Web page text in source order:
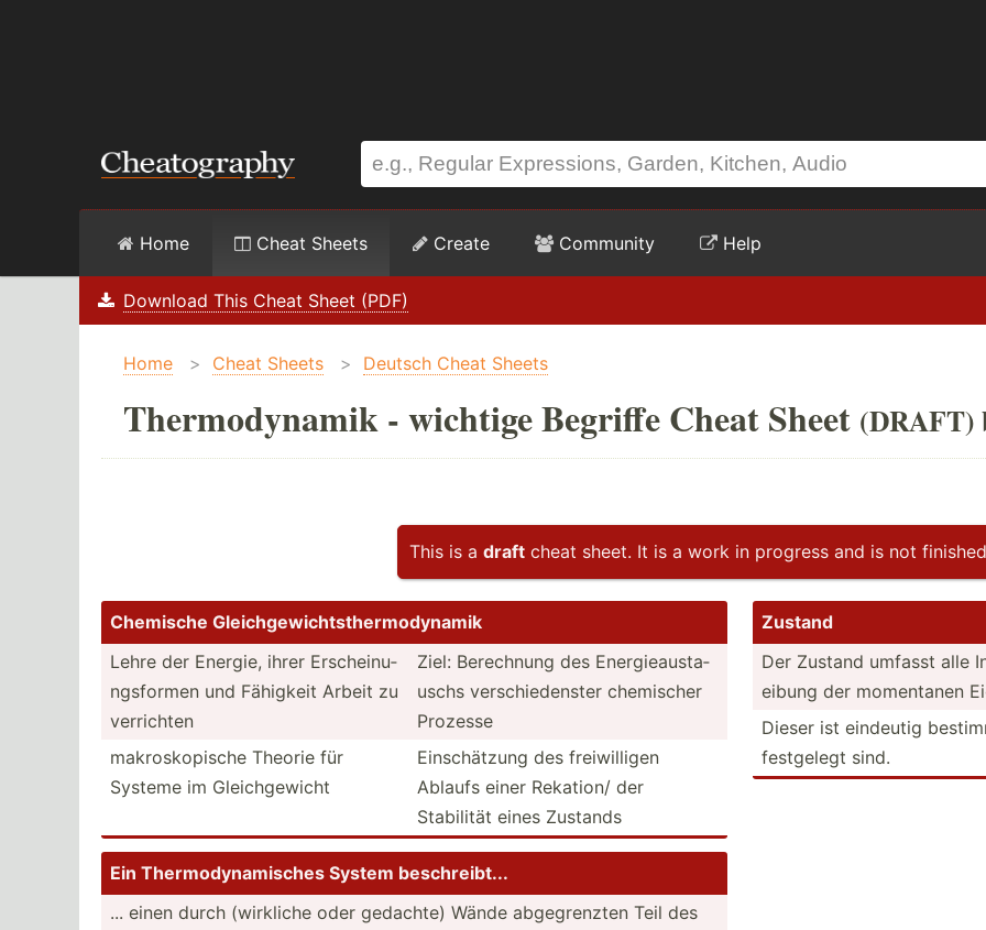
Home Cheat Sheets Create Community Help
Download This Cheat Sheet (PDF)
Home > Cheat Sheets > Deutsch Cheat Sheets
Thermodynamik - wichtige Begriffe Cheat Sheet (DRAFT)
This is a draft cheat sheet. It is a work in progress and is not
Chemische Gleich­gew­ich­tst­her­mod­ynamik
Lehre der Energie, ihrer Ersche­inu­
ngs­formen und Fähigkeit Arbeit zu
verrichten
Ziel: Berechnung des Energi­eau­sta­
uschs versch­ied­enster chemischer
Prozesse
makros­kop­ische Theorie für
Systeme im Gleich­gewicht
Einsch­ätzung des freiwi­lligen
Ablaufs einer Rekation/ der
Stabilität eines Zustands
Ein Thermo­dyn­ami­sches System beschr­eibt...
... einen durch (wirkliche oder gedachte) Wände abgegr­enzten Teil des
Zustand
Der Zustand umfasst alle
eibung der momentanen
Dieser ist eindeutig
festgelegt sind.